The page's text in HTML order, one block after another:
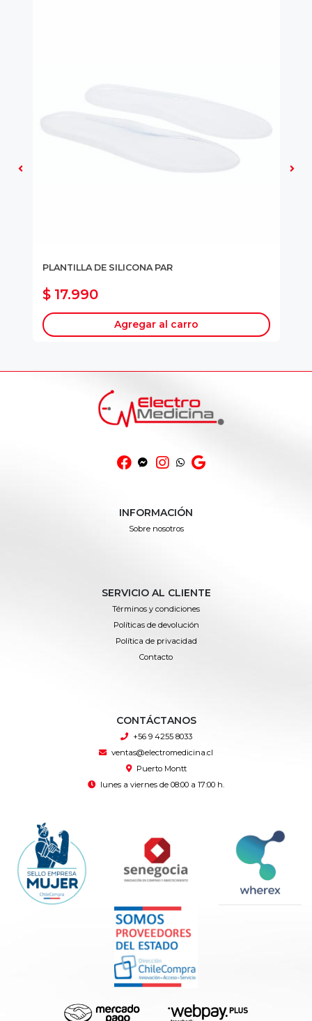
PLANTILLA DE SILICONA PAR
$ 17.990
Agregar al carro
INFORMACIÓN
Sobre nosotros
SERVICIO AL CLIENTE
Términos y condiciones
Políticas de devolución
Política de privacidad
Contacto
CONTÁCTANOS
+56 9 4255 8033
ventas@electromedicina.cl
Puerto Montt
lunes a viernes de 08:00 a 17:00 h.